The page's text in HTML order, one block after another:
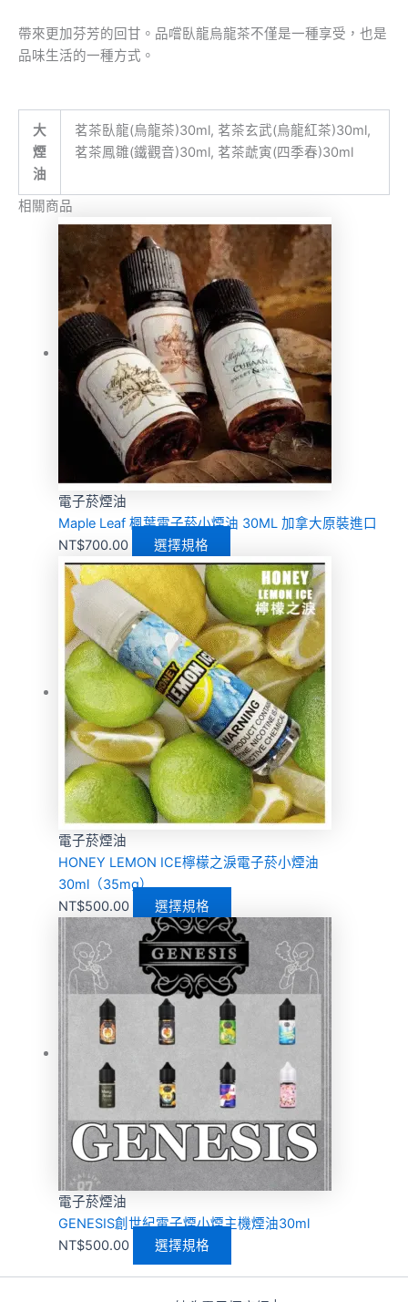
帶來更加芬芳的回甘。品嚐臥龍烏龍茶不僅是一種享受，也是
品味生活的一種方式。
大
煙
油
茗茶臥龍(烏龍茶)30ml, 茗茶玄武(烏龍紅茶)30ml,
茗茶鳳雛(鐵觀音)30ml, 茗茶虣寅(四季春)30ml
相關商品
電子菸煙油
Maple Leaf 楓葉電子菸小煙油 30ML 加拿大原裝進口
NT$700.00 選擇規格
電子菸煙油
HONEY LEMON ICE檸檬之淚電子菸小煙油
30ml（35mg）
NT$500.00 選擇規格
電子菸煙油
GENESIS創世紀電子煙小煙主機煙油30ml
NT$500.00 選擇規格